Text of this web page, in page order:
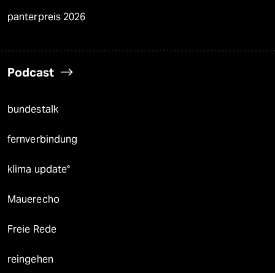
panterpreis 2026
Podcast
bundestalk
fernverbindung
klima update°
Mauerecho
Freie Rede
reingehen